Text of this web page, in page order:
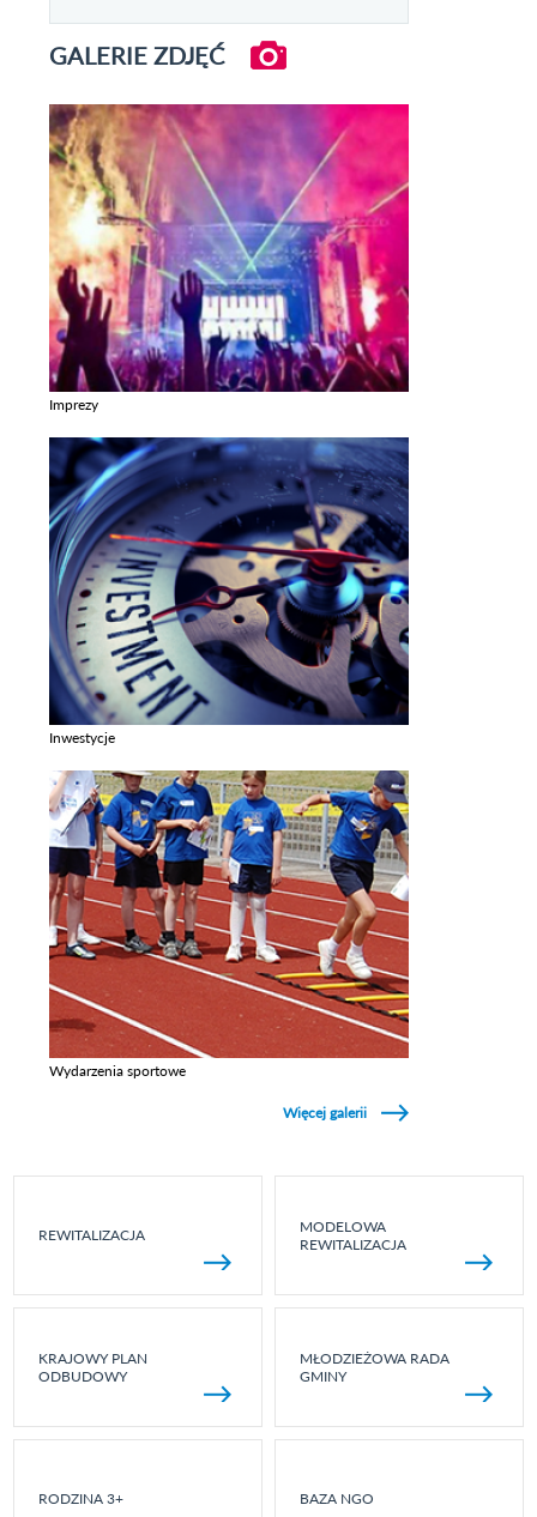
GALERIE ZDJĘĆ
Imprezy
Inwestycje
Wydarzenia sportowe
Więcej galerii
REWITALIZACJA
MODELOWA
REWITALIZACJA
KRAJOWY PLAN
ODBUDOWY
MŁODZIEŻOWA RADA
GMINY
RODZINA 3+ BAZA NGO